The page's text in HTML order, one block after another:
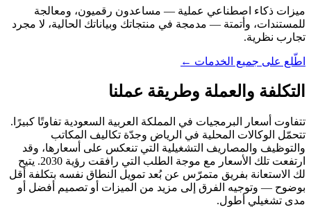
ميزات ذكاء اصطناعي عملية — مساعدون رقميون، ومعالجة
للمستندات، وأتمتة — مدمجة في منتجاتك وبياناتك الحالية، لا مجرد
تجارب نظرية.
اطّلع على جميع الخدمات ←
التكلفة والعملة وطريقة عملنا
تتفاوت أسعار البرمجيات في المملكة العربية السعودية تفاوتًا كبيرًا.
تتحمّل الوكالات المحلية في الرياض وجدّة تكاليف المكاتب
والتوظيف والمصاريف التشغيلية التي تنعكس على أسعارها، وقد
ارتفعت تلك الأسعار مع موجة الطلب التي رافقت رؤية 2030. يتيح
لك الاستعانة بفريق متمرّس عن بُعد تمويل النطاق نفسه بتكلفة أقل
بوضوح — وتوجيه الفرق إلى مزيد من الميزات أو تصميم أفضل أو
مدى تشغيلي أطول.